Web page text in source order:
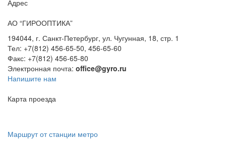
Адрес
АО “ГИРООПТИКА”
194044, г. Санкт-Петербург, ул. Чугунная, 18, стр. 1
Тел: +7(812) 456-65-50, 456-65-60
Факс: +7(812) 456-65-80
Электронная почта: office@gyro.ru
Напишите нам
Карта проезда
Маршрут от станции метро